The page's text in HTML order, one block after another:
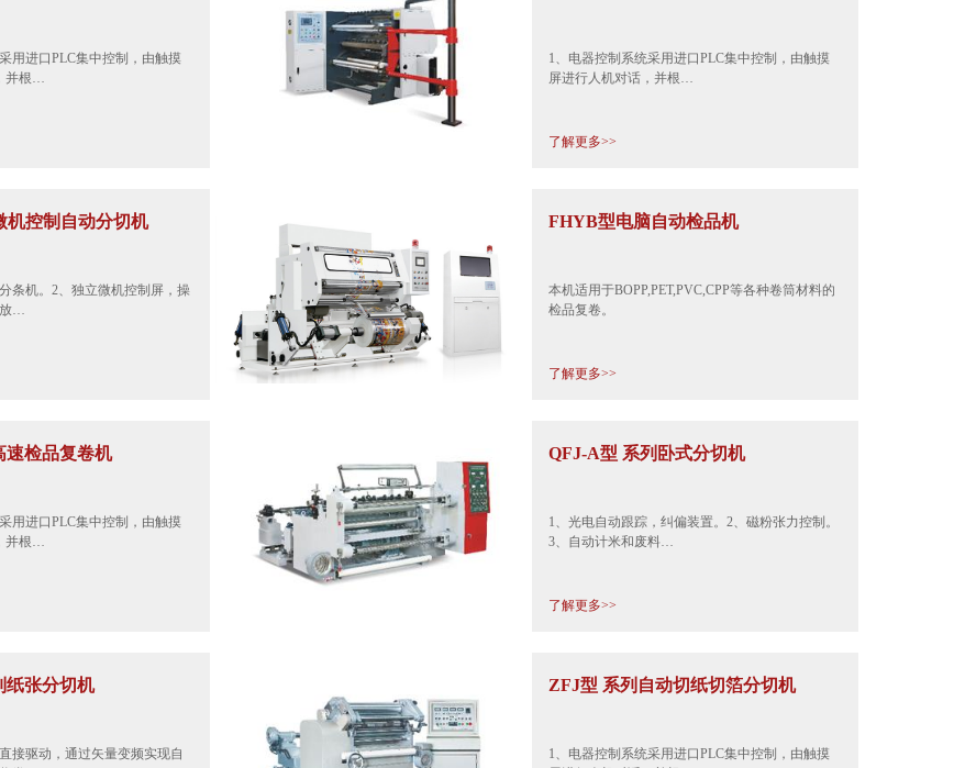
用进口PLC集中控制，由触摸
并根…
1、电器控制系统采用进口PLC集中控制，由触摸
屏进行人机对话，并根…
了解更多>>
机控制自动分切机
条机。2、独立微机控制屏，操
…
FHYB型电脑自动检品机
本机适用于BOPP,PET,PVC,CPP等各种卷筒材料的
检品复卷。
了解更多>>
速检品复卷机
用进口PLC集中控制，由触摸
并根…
QFJ-A型 系列卧式分切机
1、光电自动跟踪，纠偏装置。2、磁粉张力控制。
3、自动计米和废料…
了解更多>>
纸张分切机
接驱动，通过矢量变频实现自
ZFJ型 系列自动切纸切箔分切机
1、电器控制系统采用进口PLC集中控制，由触摸